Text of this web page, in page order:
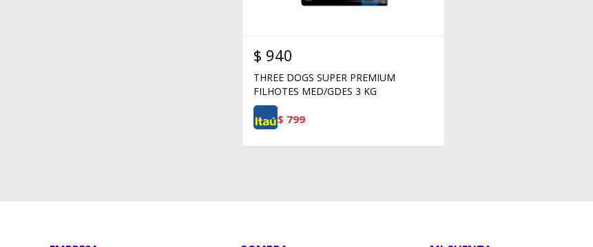
$ 940
THREE DOGS SUPER PREMIUM
FILHOTES MED/GDES 3 KG
$ 799